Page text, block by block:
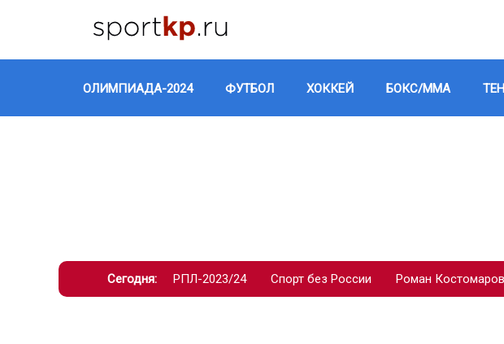
ОЛИМПИАДА-2024 ФУТБОЛ ХОККЕЙ БОКС/ММА
Сегодня: РПЛ-2023/24 Спорт без России Роман Костомаров